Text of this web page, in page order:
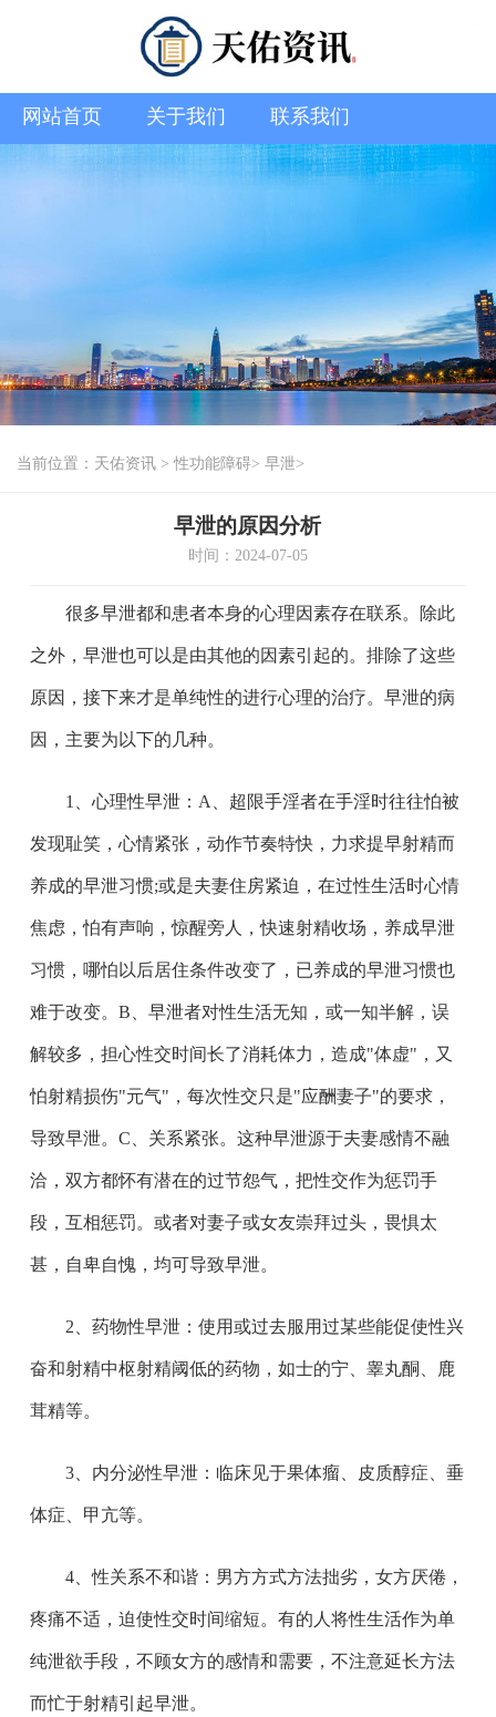
网站首页 关于我们 联系我们
当前位置： 天佑资讯> 性功能障碍> 早泄>
早泄的原因分析
时间：2024-07-05
很多早泄都和患者本身的心理因素存在联系。除此
之外，早泄也可以是由其他的因素引起的。排除了这些
原因，接下来才是单纯性的进行心理的治疗。早泄的病
因，主要为以下的几种。
1、心理性早泄：A、超限手淫者在手淫时往往怕被
发现耻笑，心情紧张，动作节奏特快，力求提早射精而
养成的早泄习惯;或是夫妻住房紧迫，在过性生活时心情
焦虑，怕有声响，惊醒旁人，快速射精收场，养成早泄
习惯，哪怕以后居住条件改变了，已养成的早泄习惯也
难于改变。B、早泄者对性生活无知，或一知半解，误
解较多，担心性交时间长了消耗体力，造成"体虚"，又
怕射精损伤"元气"，每次性交只是"应酬妻子"的要求，
导致早泄。C、关系紧张。这种早泄源于夫妻感情不融
洽，双方都怀有潜在的过节怨气，把性交作为惩罚手
段，互相惩罚。或者对妻子或女友崇拜过头，畏惧太
甚，自卑自愧，均可导致早泄。
2、药物性早泄：使用或过去服用过某些能促使性兴
奋和射精中枢射精阈低的药物，如士的宁、睾丸酮、鹿
茸精等。
3、内分泌性早泄：临床见于果体瘤、皮质醇症、垂
体症、甲亢等。
4、性关系不和谐：男方方式方法拙劣，女方厌倦，
疼痛不适，迫使性交时间缩短。有的人将性生活作为单
纯泄欲手段，不顾女方的感情和需要，不注意延长方法
而忙于射精引起早泄。